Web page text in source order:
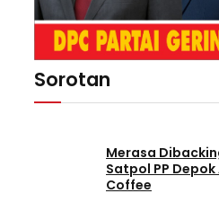
Sorotan
Merasa
Satpol PP
Coffee